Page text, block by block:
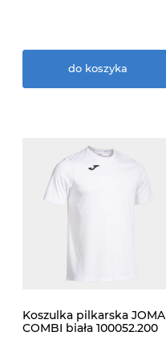
do koszyka
Koszulka pilkarska JOMA
COMBI biała 100052.200